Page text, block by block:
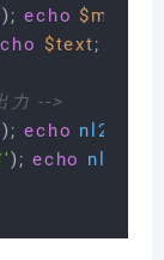
); echo
$text;
力 -->
); echo nl2br
'); echo nl2br